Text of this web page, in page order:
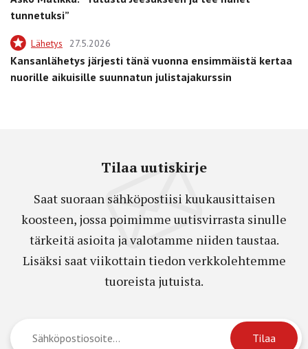
tunnetuksi”
Lähetys 27.5.2026
Kansanlähetys järjesti tänä vuonna ensimmäistä kertaa
nuorille aikuisille suunnatun julistajakurssin
Tilaa uutiskirje
Saat suoraan sähköpostiisi kuukausittaisen
koosteen, jossa poimimme uutisvirrasta sinulle
tärkeitä asioita ja valotamme niiden taustaa.
Lisäksi saat viikottain tiedon verkkolehtemme
tuoreista jutuista.